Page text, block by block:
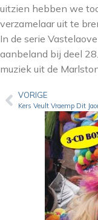
uitzien hebben we
verzamelaar uit te
In de serie
aanbeland bij deel
muziek uit de
VORIGE
Kers Veult Vraemp Dit